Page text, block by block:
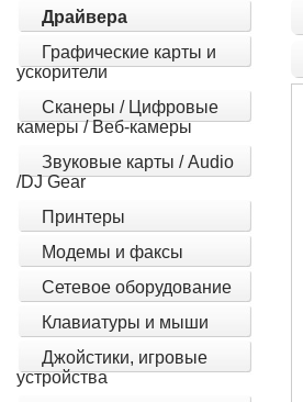
Драйвера
Графические карты и
ускорители
Сканеры / Цифровые
камеры / Веб-камеры
Звуковые карты / Audio
/DJ Gear
Принтеры
Модемы и факсы
Сетевое оборудование
Клавиатуры и мыши
Джойстики, игровые
устройства